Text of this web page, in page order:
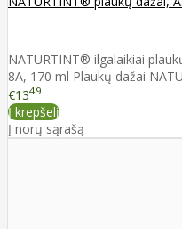
NATURTINT® ilgalaikiai
8A, 170 ml Plaukų dažai
€1349
Į krepšelį
Į norų sąrašą